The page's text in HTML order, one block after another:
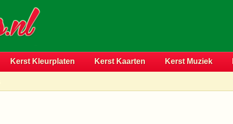
Kerst Kleurplaten Kerst Kaarten Kerst Muziek